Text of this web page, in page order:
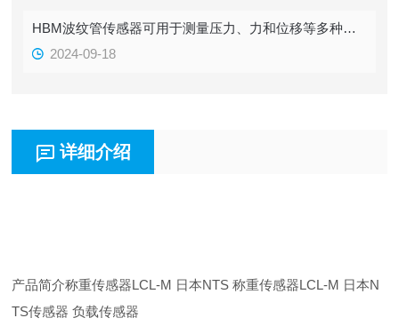
HBM波纹管传感器可用于测量压力、力和位移等多种物理量
2024-09-18
详细介绍
产品简介称重传感器LCL-M 日本NTS 称重传感器LCL-M 日本N
TS传感器 负载传感器